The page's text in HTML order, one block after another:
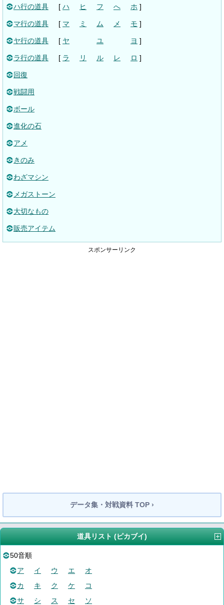
ハ行の道具 [ ハ ヒ フ へ ホ ]
マ行の道具 [ マ ミ ム メ モ ]
ヤ行の道具 [ ヤ ユ ヨ ]
ラ行の道具 [ ラ リ ル レ ロ ]
回復
戦闘用
ボール
進化の石
アメ
きのみ
わざマシン
メガストーン
大切なもの
販売アイテム
スポンサーリンク
データ集・対戦資料 TOP ›
道具リスト (ピカブイ)
50音順
ア
イ ウ エ
オ
カ
キ ク ケ
コ
サ
シ ス セ
ソ